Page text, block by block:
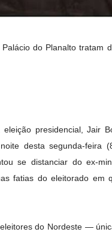
do Planalto tratam
presidencial, Jair
desta segunda-feira
se distanciar do ex-
fatias do eleitorado em
do Nordeste —